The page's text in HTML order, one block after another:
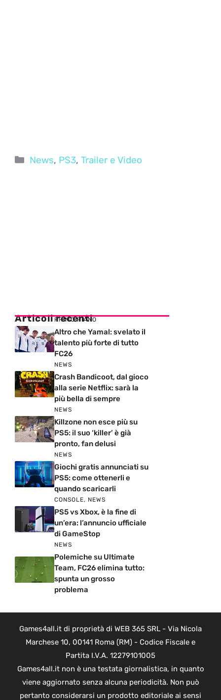
Categorie
News, PS3,Trailer e Video
Articoli recenti
PRIMO PIANO
Altro che Yamal: svelato il
talento più forte di tutto
FC26
NEWS
Crash Bandicoot, dal gioco
alla serie Netflix: sarà la
più bella di sempre
NEWS
Killzone non esce più su
PS5: il suo ‘killer’ è già
pronto, fan delusi
NEWS
Giochi gratis annunciati su
PS5: come ottenerli e
quando scaricarli
CONSOLE, NEWS
PS5 vs Xbox, è la fine di
un’era: l’annuncio ufficiale
di GameStop
NEWS
Polemiche su Ultimate
Team, FC26 elimina tutto:
spunta un grosso
problema
Games4all.it di proprietà di WEB 365 SRL - Via Nicola
Marchese 10, 00141 Roma (RM) - Codice Fiscale e
Partita I.V.A. 12279101005
Games4all.it non è una testata giornalistica, in quanto
viene aggiornato senza alcuna periodicità. Non può
pertanto considerarsi un prodotto editoriale ai sensi